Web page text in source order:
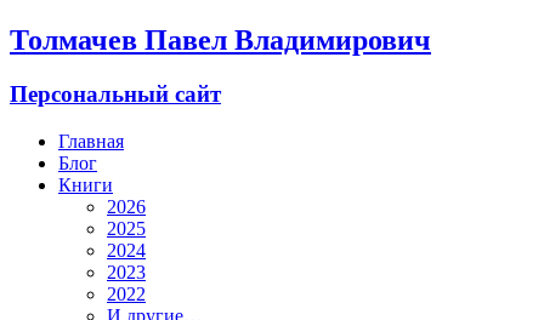
Толмачев Павел Владимирович
Персональный сайт
Главная
Блог
Книги
2026
2025
2024
2023
2022
И другие…